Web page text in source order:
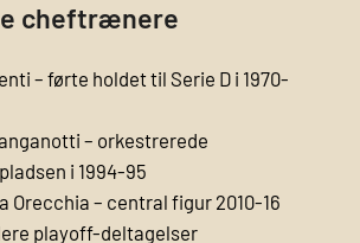
cheftrænere
– førte holdet til Serie D i 1970-
– orkestrerede
i 1994-95
Orecchia – central figur 2010-16
playoff-deltagelser